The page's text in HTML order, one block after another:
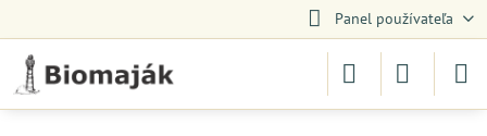
Panel používateľa